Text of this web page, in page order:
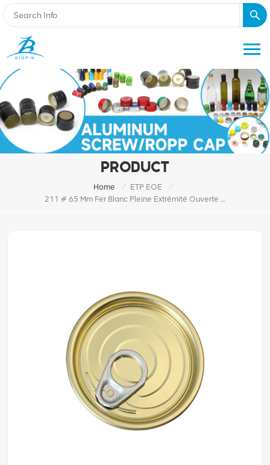
PRODUCT
Home / ETP EOE
/
211 # 65 Mm Fer Blanc Pleine Extrémité Ouverte Facile